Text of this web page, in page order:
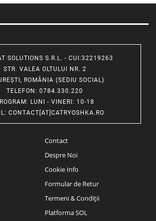
SOLUTIONS S.R.L. - CUI:32219263
STR. VALEA OLTULUI NR. 2
ROMÂNIA (SEDIU SOCIAL)
TELEFON : 0784.330.220
: LUNI - VINERI: 10-18
: CONTACT[AT]CATRYOSHKA.RO
Contact
Despre Noi
Cookie Info
Formular de Retur
Termeni & Condiții
Platforma SOL